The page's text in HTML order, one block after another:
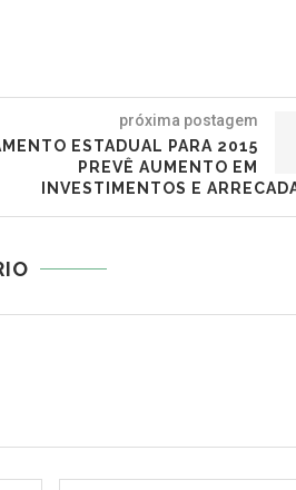
próxima postagem
ESTADUAL PARA 2015
PREVÊ AUMENTO EM
INVESTIMENTOS E